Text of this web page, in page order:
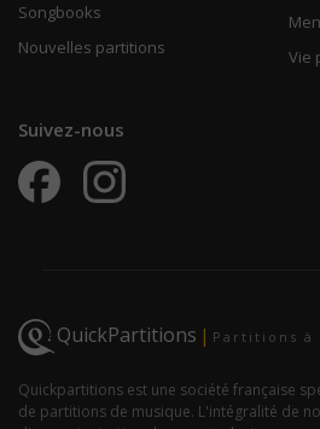
Songbooks
Nouvelles partitions
Vie
Suivez-nous
QuickPartitions | Partitions à
Quickpartitions est une société française
de partitions de musique. L'intégralité de